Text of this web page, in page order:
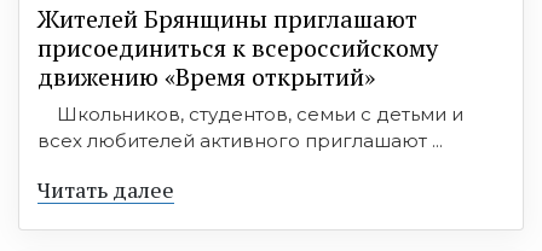
Жителей Брянщины приглашают
присоединиться к всероссийскому
движению «Время открытий»
Школьников, студентов, семьи с детьми и
всех любителей активного приглашают ...
Читать далее